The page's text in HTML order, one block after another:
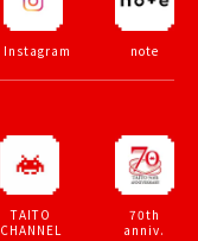
Instagram note
TAITO
CHANNEL
70th
anniv.